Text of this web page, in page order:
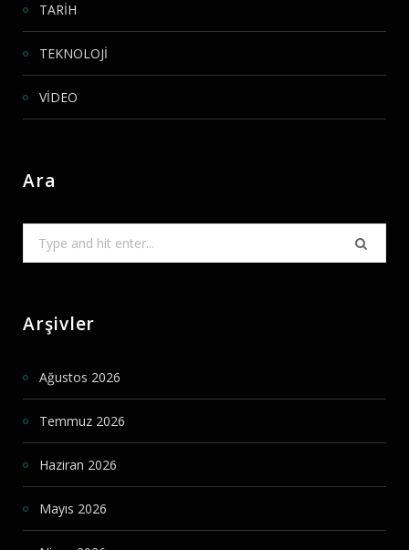
TARİH
TEKNOLOJİ
VİDEO
Ara
for:
Arşivler
Ağustos 2026
Temmuz 2026
Haziran 2026
Mayıs 2026